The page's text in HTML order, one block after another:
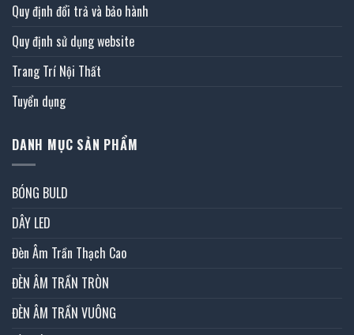
Quy định đổi trả và bảo hành
Quy định sử dụng website
Trang Trí Nội Thất
Tuyển dụng
DANH MỤC SẢN PHẨM
BÓNG BULD
DÂY LED
Đèn Âm Trần Thạch Cao
ĐÈN ÂM TRẦN TRÒN
ĐÈN ÂM TRẦN VUÔNG